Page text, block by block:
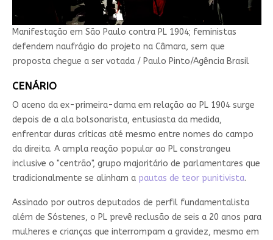
Manifestação em São Paulo contra PL 1904; feministas
defendem naufrágio do projeto na Câmara, sem que
proposta chegue a ser votada / Paulo Pinto/Agência Brasil
CENÁRIO
O aceno da ex-primeira-dama em relação ao PL 1904 surge
depois de a ala bolsonarista, entusiasta da medida,
enfrentar duras críticas até mesmo entre nomes do campo
da direita. A ampla reação popular ao PL constrangeu
inclusive o "centrão", grupo majoritário de parlamentares que
tradicionalmente se alinham a pautas de teor punitivista.
Assinado por outros deputados de perfil fundamentalista
além de Sóstenes, o PL prevê reclusão de seis a 20 anos para
mulheres e crianças que interrompam a gravidez, mesmo em